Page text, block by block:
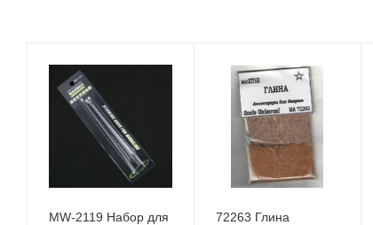
MW-2119 Набор для
72263 Глина